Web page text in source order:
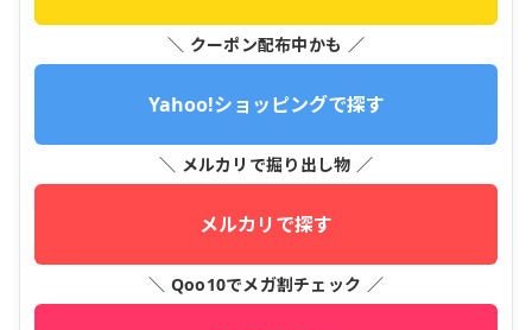
＼ クーポン配布中かも ／
Yahoo!ショッピングで探す
＼ メルカリで掘り出し物 ／
メルカリで探す
＼ Qoo10でメガ割チェック ／